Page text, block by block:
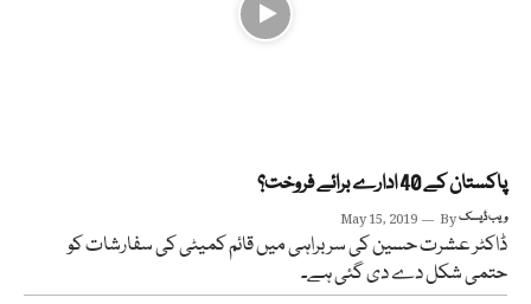
پاکستان کے 40 ادارے برائے فروخت؟
May 15, 2019 Byویب ڈیسک
ڈاکٹر عشرت حسین کی سربراہی میں قائم کمیٹی کی سفارشات کو
حتمی شکل دے دی گئی ہے۔